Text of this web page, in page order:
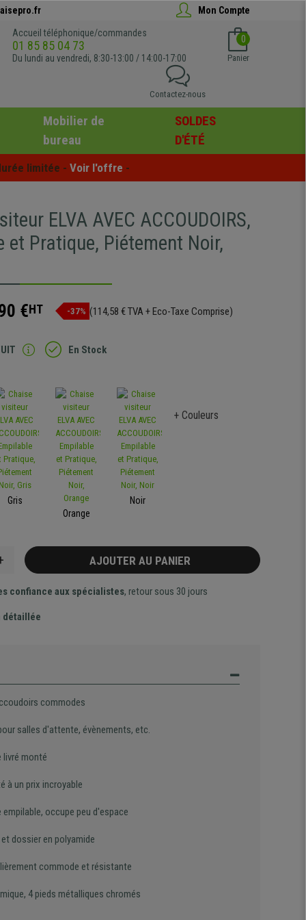
Mon Compte
Accueil téléphonique/commandes
01 85 85 04 73
Du lundi au vendredi, 8:30-13:00 / 14:00-17:00
0
Panier
Contactez-nous
Mobilier de
bureau
SOLDES
D'ÉTÉ
limitée - Voir l'offre -
ELVA AVEC ACCOUDOIRS,
et Pratique, Piétement Noir,
€HT -37% (114,58 € TVA + Eco-Taxe Comprise)
En Stock
Gris
Orange
Noir
+ Couleurs
AJOUTER AU PANIER
confiance aux spécialistes, retour sous 30 jours
détaillée
commodes
salles d'attente, évènements, etc.
livré monté
à un prix incroyable
empilable, occupe peu d'espace
dossier en polyamide
commode et résistante
4 pieds métalliques chromés